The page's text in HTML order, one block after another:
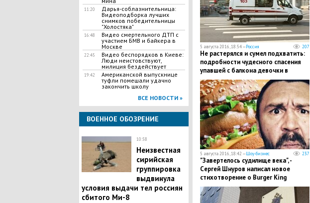
11:20
Дарья-соблазнительница:
Видеоподборка лучших
снимков победительницы
"Холостяка"
16:48
Видео смертельного ДТП с
участием БМВ и байкера в
Москве
22:45
Видео беспорядков в Киеве:
Люди неистовствуют,
милиция бездействует
19:42
Американской выпускнице
туфли помешали удачно
закончить школу
ВСЕ НОВОСТИ »
ВОЕННОЕ ОБОЗРЕНИЕ
10:58
Неизвестная
сирийская
группировка
выдвинула
условия выдачи тел россиян
сбитого Ми-8
5 августа 2016, 18:54 —Россия 207
Не растерялся и сумел подхватить:
подробности чудесного спасения
упавшей с балкона девочки в
Екатеринбурге
5 августа 2016, 18:42 —Шоу-бизнес 237
"Завертелось судилище века", -
Сергей Шнуров написал новое
стихотворение о Burger King